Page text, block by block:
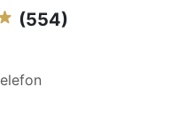
(554)